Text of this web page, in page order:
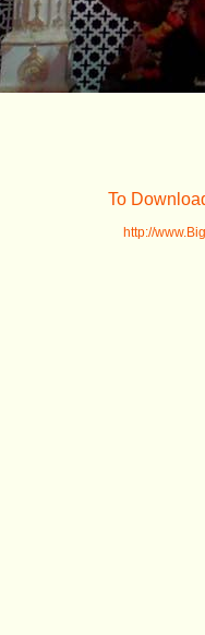
To
http://